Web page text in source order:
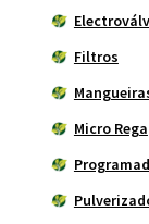
Filtros
Micro Rega